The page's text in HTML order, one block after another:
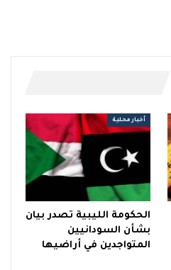
أخبار محلية
الحكومة الليبية تصدر بيان
بشأن السودانيين
المتواجدين في أراضيها